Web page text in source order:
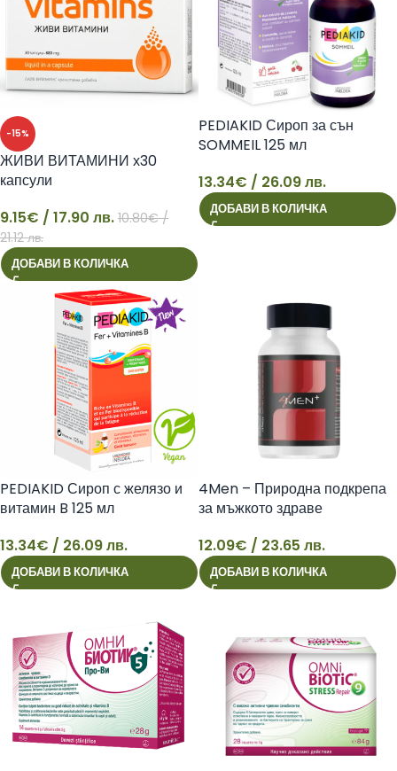
-15%
9
ЖИВИ ВИТАМИНИ х30
капсули
9.15€ / 17.90 лв. 10.80€/
21.12 лв.
ДОБАВИ В КОЛИЧКА
13
PEDIAKID Сироп за сън
SOMMEIL 125 мл
13.34€ / 26.09 лв.
ДОБАВИ В КОЛИЧКА
13
PEDIAKID Сироп с желязо и
витамин B 125 мл
13.34€ / 26.09 лв.
ДОБАВИ В КОЛИЧКА
12
4Men – Природна подкрепа
за мъжкото здраве
12.09€ / 23.65 лв.
ДОБАВИ В КОЛИЧКА